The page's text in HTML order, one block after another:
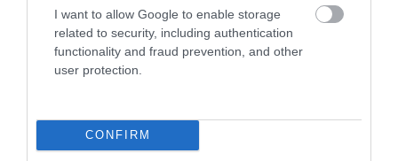
I want to allow Google to enable storage
related to security, including authentication
functionality and fraud prevention, and other
user protection.
CONFIRM